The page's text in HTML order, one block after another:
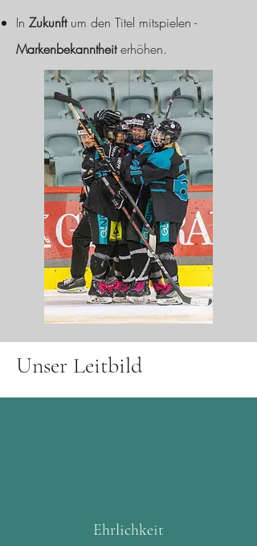
In Zukunftum den Titel mitspielen -
Markenbekanntheiterhöhen.
Unser Leitbild
Ehrlichkeit